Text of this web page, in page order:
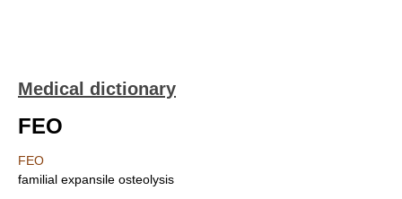
Medical dictionary
FEO
FEO
familial expansile osteolysis